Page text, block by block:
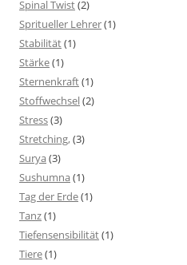
Spinal Twist(2)
Spritueller Lehrer(1)
Stabilität(1)
Stärke(1)
Sternenkraft(1)
Stoffwechsel(2)
Stress(3)
Stretching,(3)
Surya(3)
Sushumna(1)
Tag der Erde(1)
Tanz(1)
Tiefensensibilität(1)
Tiere(1)